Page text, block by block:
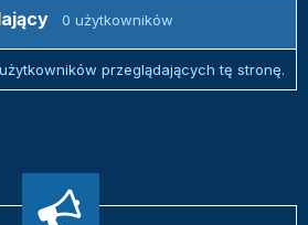
0 użytkowników
przeglądających tę stronę.